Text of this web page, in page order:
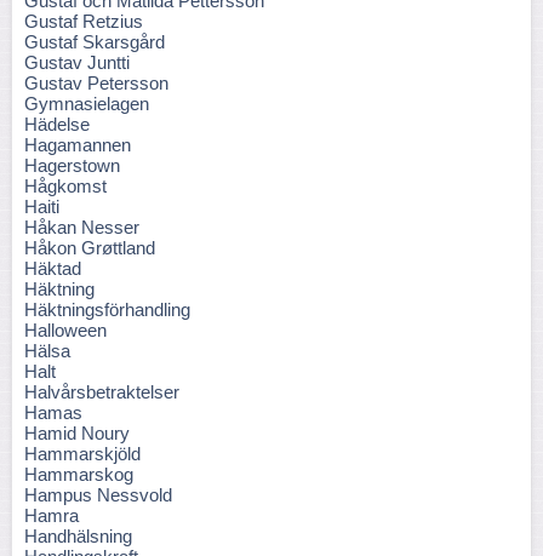
Gustaf Retzius
Gustaf Skarsgård
Gustav Juntti
Gustav Petersson
Gymnasielagen
Hädelse
Hagamannen
Hagerstown
Hågkomst
Haiti
Håkan Nesser
Håkon Grøttland
Häktad
Häktning
Häktningsförhandling
Halloween
Hälsa
Halt
Halvårsbetraktelser
Hamas
Hamid Noury
Hammarskjöld
Hammarskog
Hampus Nessvold
Hamra
Handhälsning